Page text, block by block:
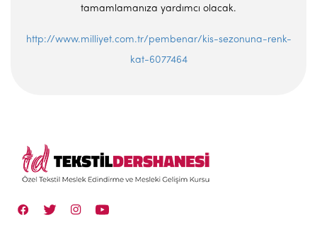
tamamlamanıza yardımcı olacak.
http://www.milliyet.com.tr/pembenar/kis-sezonuna-renk-
kat-6077464